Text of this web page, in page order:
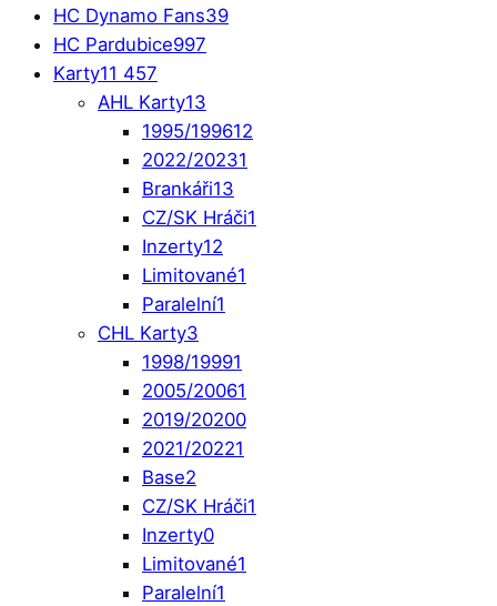
HC Dynamo Fans39
HC Pardubice997
Karty11 457
AHL Karty13
1995/199612
2022/20231
Brankáři13
CZ/SK Hráči1
Inzerty12
Limitované1
Paralelní1
CHL Karty3
1998/19991
2005/20061
2019/20200
2021/20221
Base2
CZ/SK Hráči1
Inzerty0
Limitované1
Paralelní1